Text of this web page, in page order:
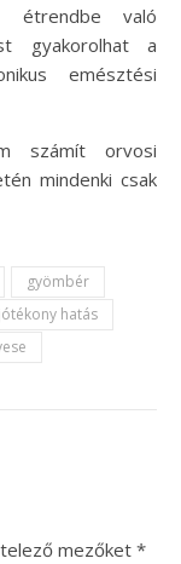
étrendbe való
gyakorolhat a
emésztési
számít orvosi
mindenki csak
gyömbér
jótékony hatás
mezőket *